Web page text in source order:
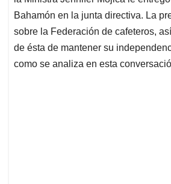
Bahamón en la junta directiva. La
sobre la Federación de cafeteros,
de ésta de mantener su
como se analiza en esta